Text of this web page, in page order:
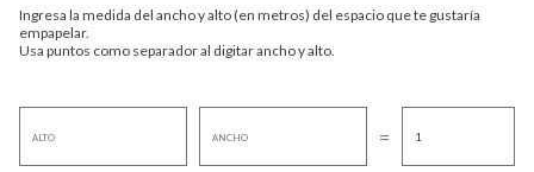
Ingresa la medida del ancho y alto (en metros) del espacio que te gustaría
empapelar.
Usa puntos como separador al digitar ancho y alto.
=